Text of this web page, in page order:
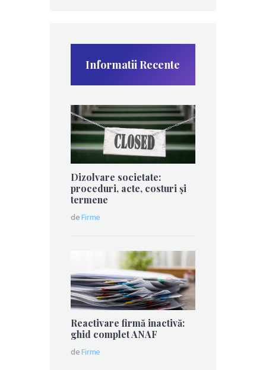
Informatii Recente
Dizolvare societate:
proceduri, acte, costuri și
termene
deFirme
Reactivare firmă inactivă:
ghid complet ANAF
deFirme